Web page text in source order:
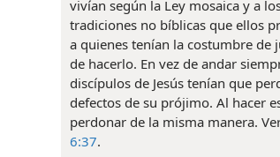
vivían según la Ley mosaica y a
tradiciones no bíblicas que ellos
a quienes tenían la costumbre de
de hacerlo. En vez de andar
discípulos de Jesús tenían que
defectos de su prójimo. Al hacer
perdonar de la misma manera.
6:37.